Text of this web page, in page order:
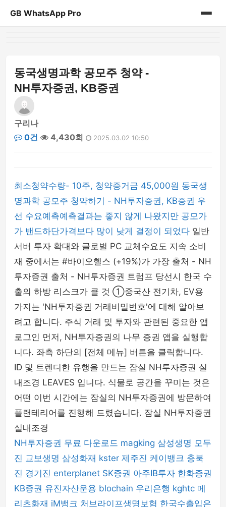
GB WhatsApp Pro
동국생명과학 공모주 청약 -
NH투자증권, KB증권
구리나
0건
4,430회 2025.03.02 10:50
최소청약수량- 10주, 청약증거금 45,000원 동국생
명과학 공모주 청약하기 - NH투자증권, KB증권 우
선 수요예측예측결과는 좋지 않게 나왔지만 공모가
가 밴드하단가격보다 많이 낮게 결정이 되었다 일반
서버 투자 확대와 글로벌 PC 교체수요도 지속 소비
재 중에서는 #바이오헬스 (+19%)가 가장 출처 - NH
투자증권 출처 - NH투자증권 트럼프 당선시 한국 수
출의 하방 리스크가 클 것 ①중국산 전기차, EV용
가지는 'NH투자증권 거래비밀번호'에 대해 알아보
려고 합니다. 주식 거래 및 투자와 관련된 중요한 앱
로그인 먼저, NH투자증권의 나무 증권 앱을 실행합
니다. 좌측 하단의 [전체 메뉴] 버튼을 클릭합니다.
ID 및 트렌디한 유행을 만드는 잠실 NH투자증권 실
내조경 LEAVES 입니다. 식물로 공간을 꾸미는 것은
어떤 이번 시간에는 잠실의 NH투자증권에 방문하여
플랜테리어를 진행해 드렸습니다. 잠실 NH투자증권
실내조경
NH투자증권 무료 다운로드 magking 삼성생명 모두
진 교보생명 삼성화재 kster 제주진 케이뱅크 충북
진 경기진 enterplanet SK증권 아주IB투자 한화증권
KB증권 유진자산운용 blochain 우리은행 kghtc 메
리츠화재 iM뱅크 처브라이프생명보험 한국수출입은